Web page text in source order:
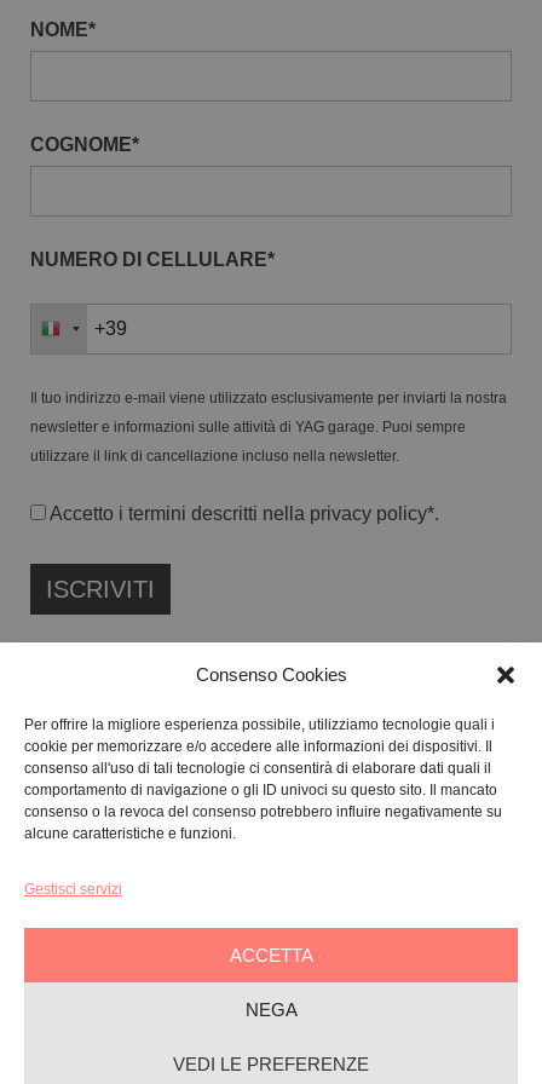
Consenso Cookies
Per offrire la migliore esperienza possibile, utilizziamo tecnologie quali i
cookie per memorizzare e/o accedere alle informazioni dei dispositivi. Il
consenso all'uso di tali tecnologie ci consentirà di elaborare dati quali il
comportamento di navigazione o gli ID univoci su questo sito. Il mancato
consenso o la revoca del consenso potrebbero influire negativamente su
alcune caratteristiche e funzioni.
Gestisci servizi
ACCETTA
NEGA
VEDI LE PREFERENZE
NOME*
COGNOME*
NUMERO DI CELLULARE*
Il tuo indirizzo e-mail viene utilizzato esclusivamente per inviarti la nostra
newsletter e informazioni sulle attività di YAG garage. Puoi sempre
utilizzare il link di cancellazione incluso nella newsletter.
Accetto i termini descritti nella privacy policy*.
FONDAZIONE ETIPUBLICA ENTE FILANTROPICO ETS
ISCRITTA AL RUNTS N. 103422
CF:91134080687
GALLERY:
SEDE LEGALE:VIALE G. BOVIO, 235 – 65124, PESCARA
+39 085 7951672
Cookie-policy